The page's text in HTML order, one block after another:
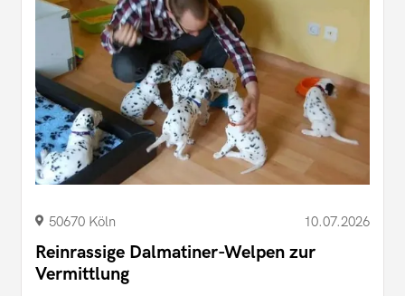
50670 Köln 10.07.2026
Reinrassige Dalmatiner-Welpen zur
Vermittlung